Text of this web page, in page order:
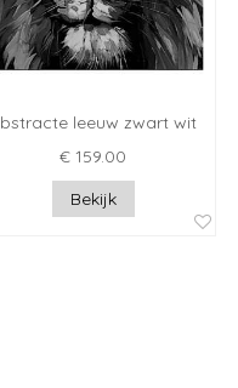
leeuw zwart wit
€ 159.00
Bekijk